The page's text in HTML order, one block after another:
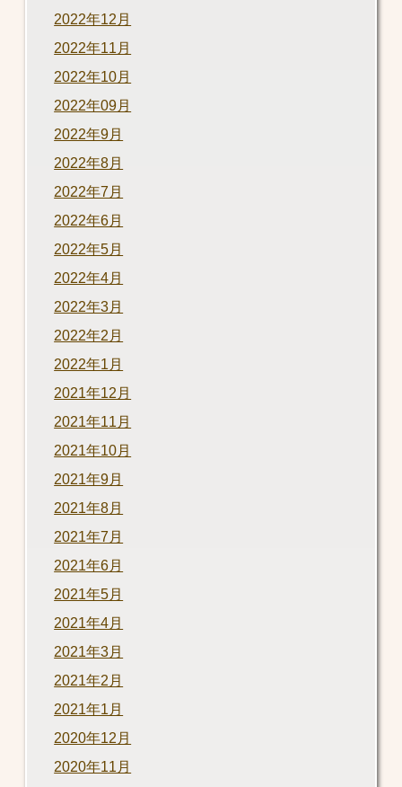
2022年12月
2022年11月
2022年10月
2022年09月
2022年9月
2022年8月
2022年7月
2022年6月
2022年5月
2022年4月
2022年3月
2022年2月
2022年1月
2021年12月
2021年11月
2021年10月
2021年9月
2021年8月
2021年7月
2021年6月
2021年5月
2021年4月
2021年3月
2021年2月
2021年1月
2020年12月
2020年11月